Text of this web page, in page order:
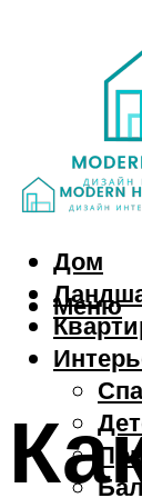
Дом
Меню